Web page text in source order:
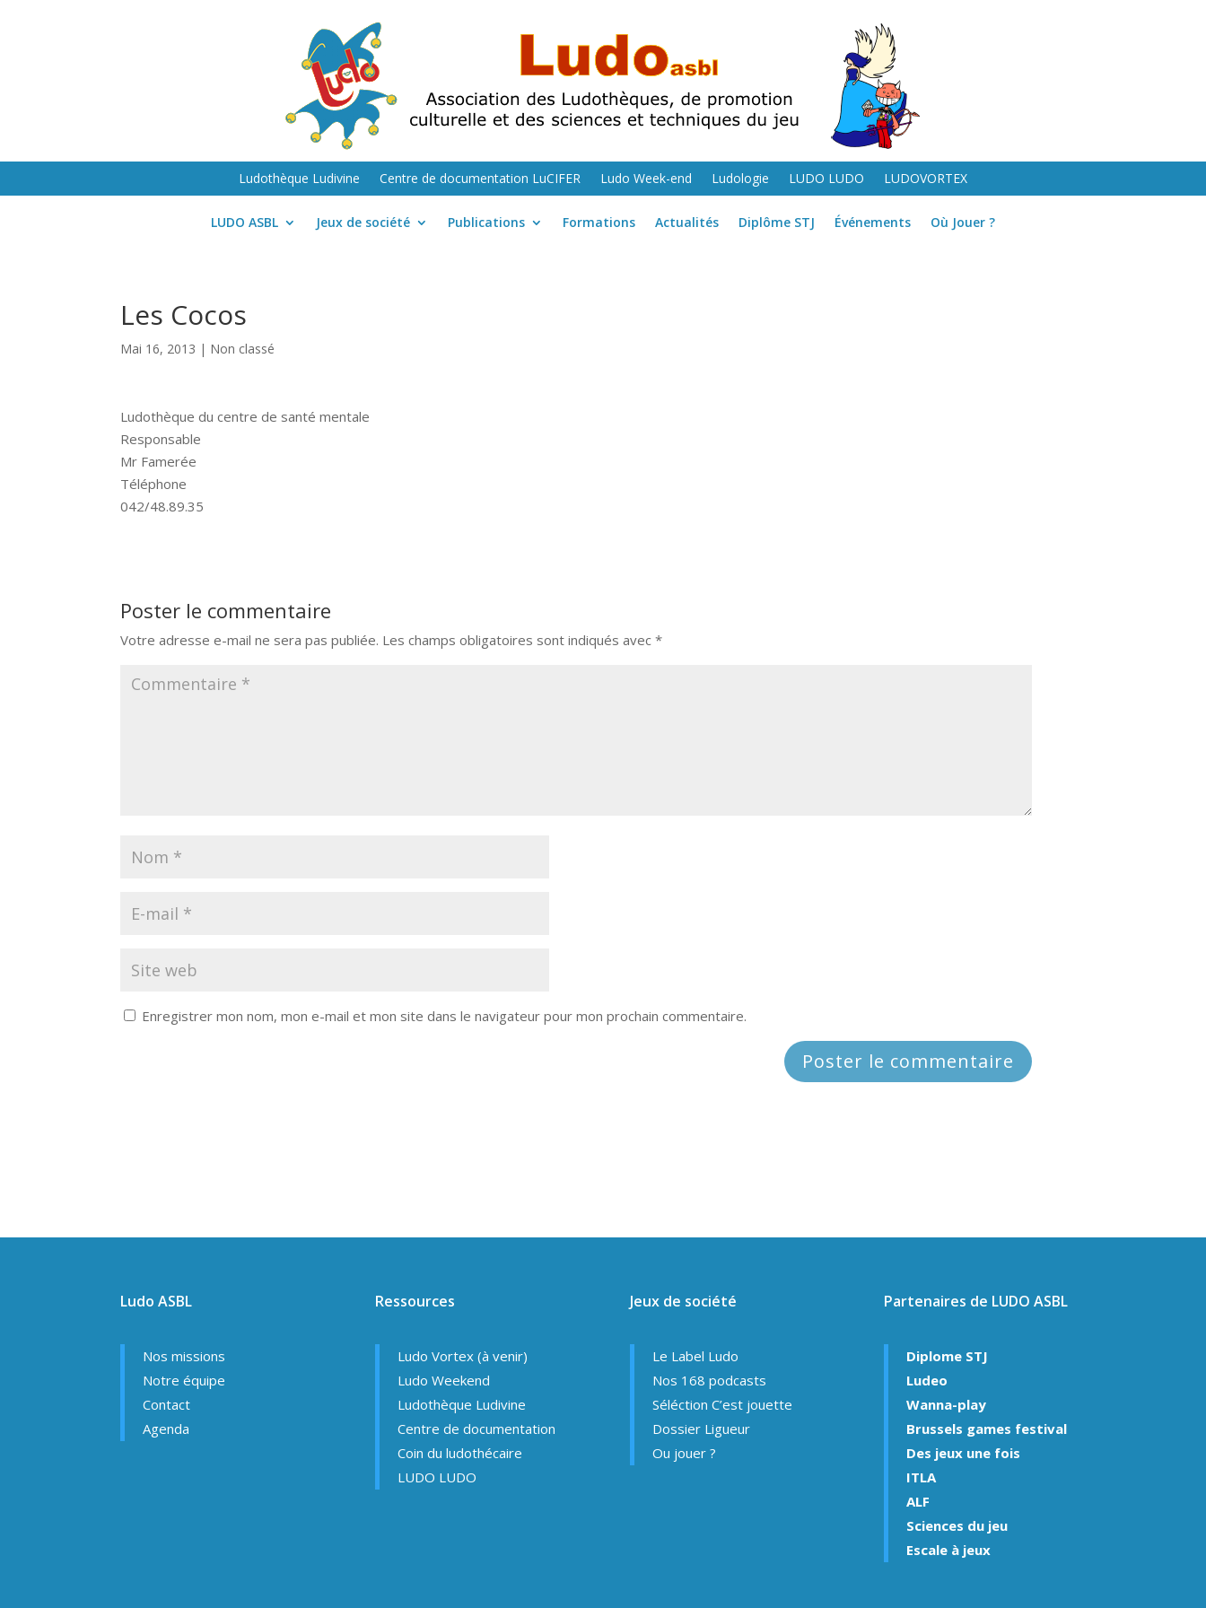
Ludothèque Ludivine Centre de documentation LuCIFER Ludo Week-end Ludologie LUDO LUDO LUDOVORTEX
LUDO ASBL Jeux de société Publications Formations Actualités Diplôme STJ Événements Où Jouer ?
Les Cocos
Mai 16, 2013 | Non classé
Ludothèque du centre de santé mentale
Responsable
Mr Famerée
Téléphone
042/48.89.35
Poster le commentaire
Votre adresse e-mail ne sera pas publiée. Les champs obligatoires sont indiqués avec*
Enregistrer mon nom, mon e-mail et mon site dans le navigateur pour mon prochain commentaire.
Ludo ASBL
Nos missions
Notre équipe
Contact
Agenda
Ressources
Ludo Vortex (à venir)
Ludo Weekend
Ludothèque Ludivine
Centre de documentation
Coin du ludothécaire
LUDO LUDO
Jeux de société
Le Label Ludo
Nos 168 podcasts
Séléction C’est jouette
Dossier Ligueur
Ou jouer ?
Partenaires de LUDO ASBL
Diplome STJ
Ludeo
Wanna-play
Brussels games festival
Des jeux une fois
ITLA
ALF
Sciences du jeu
Escale à jeux